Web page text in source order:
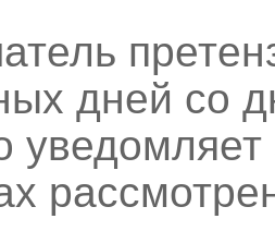
дней со
уведомляет